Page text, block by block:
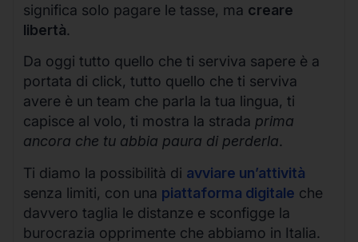
significa solo pagare le tasse, ma creare
libertà.
Da oggi tutto quello che ti serviva sapere è a
portata di click, tutto quello che ti serviva
avere è un team che parla la tua lingua, ti
capisce al volo, ti mostra la strada prima
ancora che tu abbia paura di perderla.
Ti diamo la possibilità di avviare un’attività
senza limiti, con una piattaforma digitale che
davvero taglia le distanze e sconfigge la
burocrazia opprimente che abbiamo in Italia.